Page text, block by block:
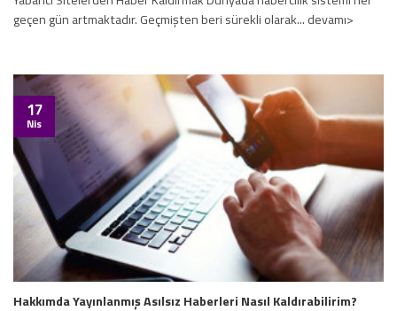
geçen gün artmaktadır. Geçmişten beri sürekli olarak... devamı>
Hakkımda Yayınlanmış Asılsız Haberleri Nasıl Kaldırabilirim?
17
Nis